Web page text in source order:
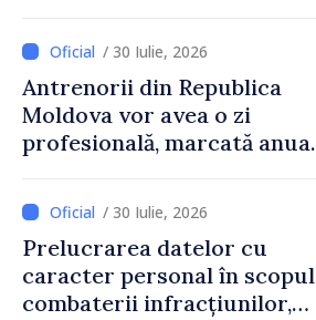
educațional național
/ 30 Iulie, 2026
Antrenorii din Republica
Moldova vor avea o zi
profesională, marcată anual
/ 30 Iulie, 2026
Prelucrarea datelor cu
caracter personal în scopul
combaterii infracțiunilor,